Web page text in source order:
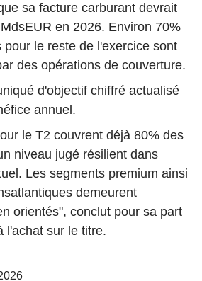
sa facture carburant devrait
en 2026. Environ 70%
le reste de l'exercice sont
des opérations de couverture.
d'objectif chiffré actualisé
annuel.
le T2 couvrent déjà 80% des
niveau jugé résilient dans
Les segments premium ainsi
demeurent
orientés", conclut pour sa part
l'achat sur le titre.